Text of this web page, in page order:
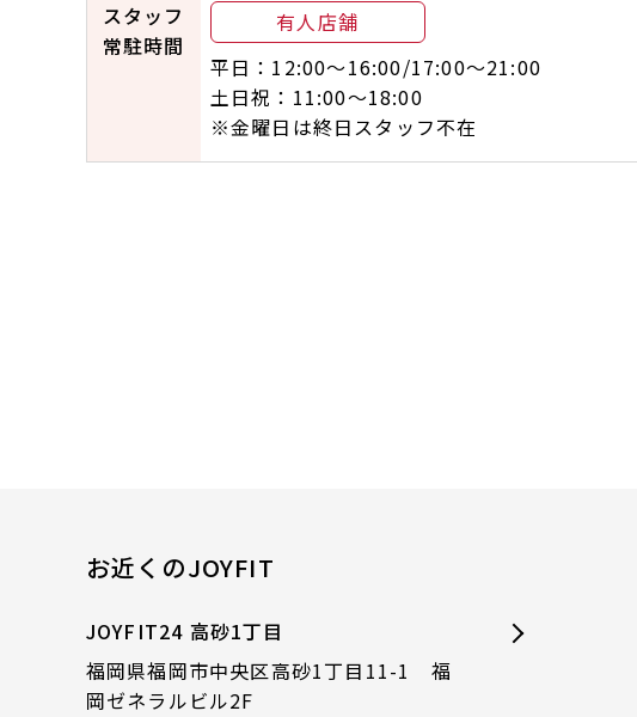
スタッフ
常駐時間
有人店舗
平日：12:00〜16:00/17:00～21:00
土日祝：11:00〜18:00
※金曜日は終日スタッフ不在
お近くのJOYFIT
JOYFIT24 高砂1丁目
福岡県福岡市中央区高砂1丁目11-1 福
岡ゼネラルビル2F